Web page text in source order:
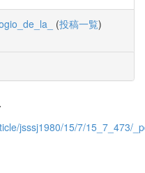
(投稿一覧)
jsssj1980/15/7/15_7_473/